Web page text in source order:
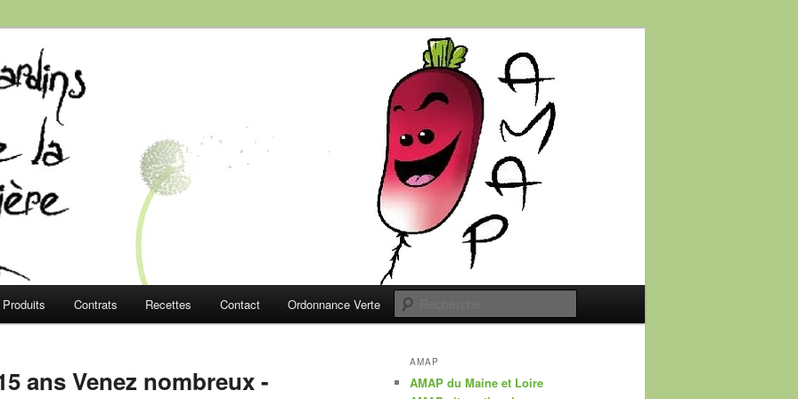
la Roussière
Produits Contrats Recettes Contact Ordonnance Verte
ans Venez nombreux -
AMAP
AMAP du Maine et Loire